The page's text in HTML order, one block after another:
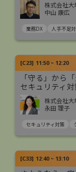
株式会社大
中山 康広
業務DX 人手不足
[C23] 11:50 ~ 12:20
「守る」から
セキュリティ
株式会社大
永田 理子
セキュリティ対策
[C33] 12:40 ~ 13:10